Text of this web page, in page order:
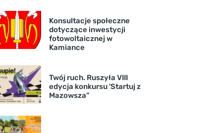
Konsultacje społeczne
dotyczące inwestycji
fotowoltaicznej w
Kamiance
Twój ruch. Ruszyła VIII
edycja konkursu 'Startuj z
Mazowsza”